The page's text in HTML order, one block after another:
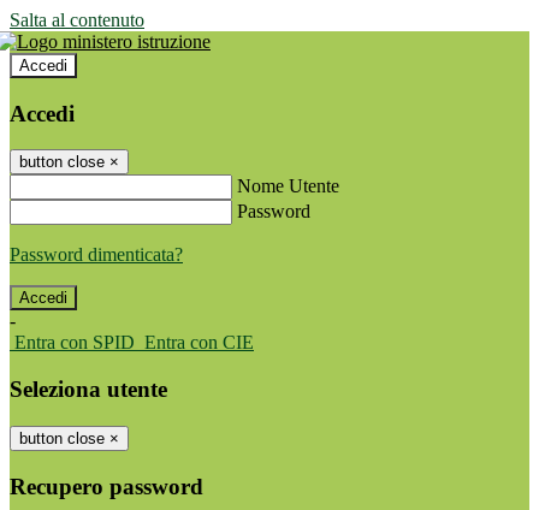
Salta al contenuto
Accedi
Accedi
button close ×
Nome Utente
Password
Password dimenticata?
-
Entra con SPID Entra con CIE
Seleziona utente
button close ×
Recupero password